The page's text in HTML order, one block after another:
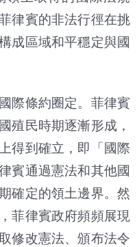
律賓的非法行徑在挑
成區域和平穩定與國
條約圈定。菲律賓
殖民時期逐漸形成，
得到確立，即「國際
賓通過憲法和其他國
確定的領土邊界。然
菲律賓政府頻頻展現
修改憲法、頒布法令